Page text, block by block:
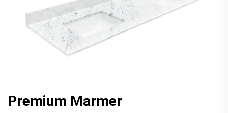
Premium Marmer